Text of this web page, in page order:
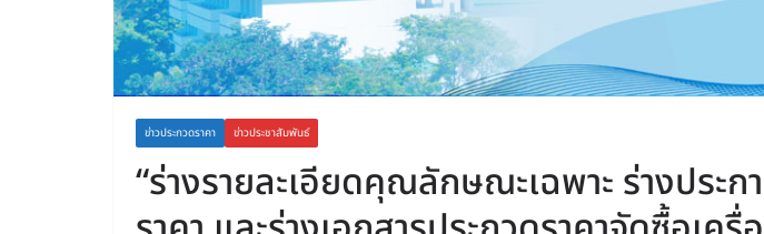
ข่าวประกวดราคา ข่าวประชาสัมพันธ์
“ร่างรายละเอียดคุณลักษณะเฉพาะ ร่างประก